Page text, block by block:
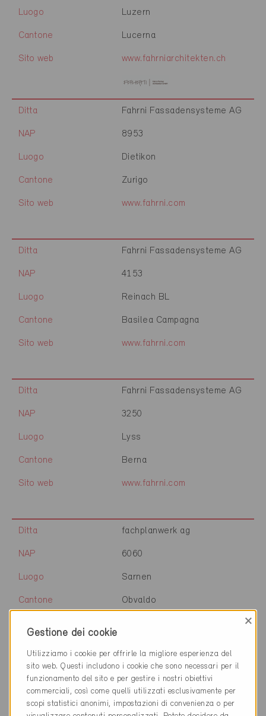
Luogo Luzern
Cantone Lucerna
Sito web www.fahrniarchitekten.ch
Ditta Fahrni Fassadensysteme AG
NAP 8953
Luogo Dietikon
Cantone Zurigo
Sito web www.fahrni.com
Ditta Fahrni Fassadensysteme AG
NAP 4153
Luogo Reinach BL
Cantone Basilea Campagna
Sito web www.fahrni.com
Ditta Fahrni Fassadensysteme AG
NAP 3250
Luogo Lyss
Cantone Berna
Sito web www.fahrni.com
Ditta fachplanwerk ag
NAP 6060
Luogo Sarnen
Cantone Obvaldo
Ditta FACETEC SA
NAP 1023
Gestione dei cookie
×
Utilizziamo i cookie per offrirle la migliore esperienza del
sito web. Questi includono i cookie che sono necessari per il
funzionamento del sito e per gestire i nostri obiettivi
commerciali, così come quelli utilizzati esclusivamente per
scopi statistici anonimi, impostazioni di convenienza o per